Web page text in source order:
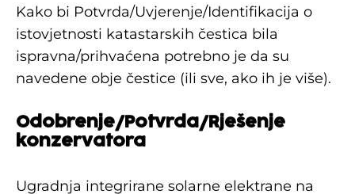
Kako bi Potvrda/Uvjerenje/Identifikacija o
istovjetnosti katastarskih čestica bila
ispravna/prihvaćena potrebno je da su
navedene obje čestice (ili sve, ako ih je više).
Odobrenje/Potvrda/Rješenje
konzervatora
Ugradnja integrirane solarne elektrane na